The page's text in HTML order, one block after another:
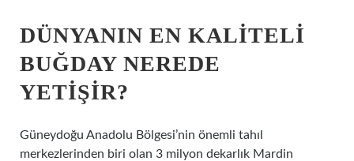
DÜNYANIN EN KALITELI
BUĞDAY NEREDE
YETIŞIR?
Güneydoğu Anadolu Bölgesi’nin önemli tahıl
merkezlerinden biri olan 3 milyon dekarlık Mardin